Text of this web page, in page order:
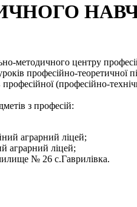
центру
професійно-теоретичної
(професійно-
з професій:
аграрний ліцей;
аграрний ліцей;
№ 26 с.Гаврилівка.